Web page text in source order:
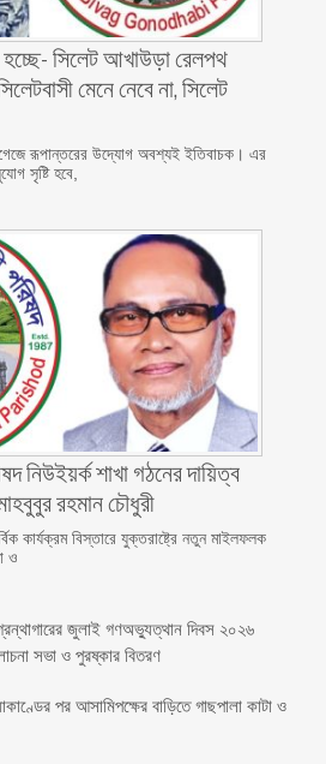
হচ্ছে- সিলেট আখাউড়া রেলপথ
মেনে নেবে না, সিলেট
রূপান্তরের উদ্যোগ অবশ্যই ইতিবাচক। এর
সৃষ্টি হবে,
নিউইয়র্ক শাখা গঠনের দায়িত্ব
রহমান চৌধুরী
কার্যক্রম বিস্তারে যুক্তরাষ্ট্রে নতুন মাইলফলক
ও
জুলাই গণঅভ্যুত্থান দিবস ২০২৬
সভা ও পুরষ্কার বিতরণ
পর আসামিপক্ষের বাড়িতে গাছপালা কাটা ও